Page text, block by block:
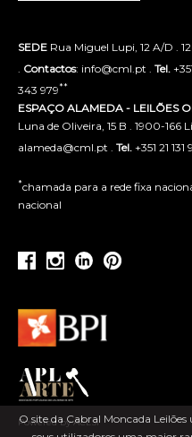
O site da Cabral Moncada
SEDE Rua Miguel Lupi, 12 A/D .
Contactos: info@cml.pt . Tel.
343 979**
ESPAÇO ALAMEDA - LEILÕES
Luna de Oliveira, 15 B . 1900-166
alameda@cml.pt . Tel. +351 21 131
*chamada para a rede fixa
nacional
Powered by ACLSI